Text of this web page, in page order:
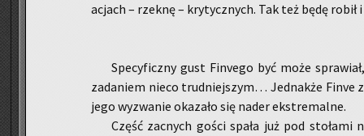
acjach – rzek­nę – kry­tycz­nych. Tak też będę robił
Spe­cy­ficz­ny gust Fi­nve­go być może
za­da­niem nieco trud­niej­szym… Jed­nak­że Finve
jego wy­zwa­nie oka­za­ło się nader eks­tre­mal­ne.
Część za­cnych gości spała już pod